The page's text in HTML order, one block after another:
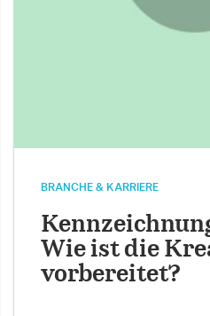
BRANCHE & KARRIERE
Wie ist die
vorbereitet?